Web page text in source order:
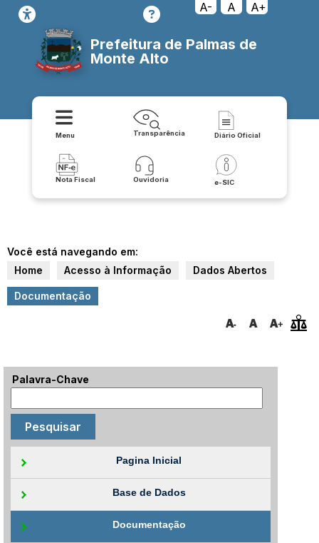
A- A A+
Prefeitura de Palmas de
Monte Alto
Menu Transparência Diário Oficial
Nota Fiscal Ouvidoria e-SIC
Você está navegando em:
Home
Acesso à Informação Dados Abertos
Documentação
Palavra-Chave
Pagina Inicial
Base de Dados
Documentação